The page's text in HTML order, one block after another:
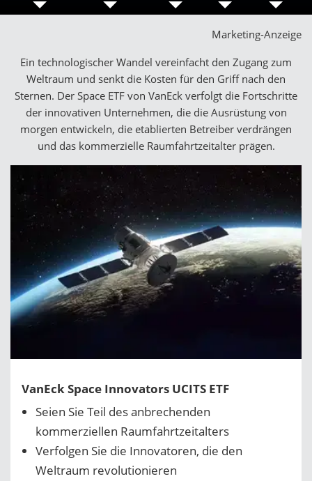
Marketing-Anzeige
Ein technologischer Wandel vereinfacht den Zugang zum
Weltraum und senkt die Kosten für den Griff nach den
Sternen. Der Space ETF von VanEck verfolgt die Fortschritte
der innovativen Unternehmen, die die Ausrüstung von
morgen entwickeln, die etablierten Betreiber verdrängen
und das kommerzielle Raumfahrtzeitalter prägen.
VanEck Space Innovators UCITS ETF
Seien Sie Teil des anbrechenden
kommerziellen Raumfahrtzeitalters
Verfolgen Sie die Innovatoren, die den
Weltraum revolutionieren